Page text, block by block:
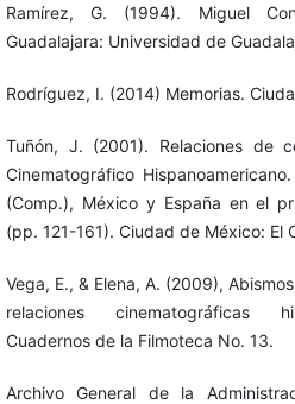
Ramírez, G. (1994). Miguel
Guadalajara: Universidad de
Rodríguez, I. (2014) Memorias.
Tuñón, J. (2001). Relaciones de
Cinematográfico
(Comp.), México y España en el
(pp. 121-161). Ciudad de México: El
Vega, E., & Elena, A. (2009),
relaciones cinematográficas
Cuadernos de la Filmoteca No. 13.
Archivo General de la